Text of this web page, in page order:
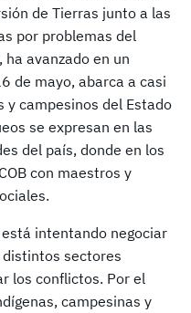
de Tierras junto a las
por problemas del
avanzado en un
de mayo, abarca a casi
campesinos del Estado
se expresan en las
del país, donde en los
con maestros y
intentando negociar
sectores
los conflictos. Por el
campesinas y